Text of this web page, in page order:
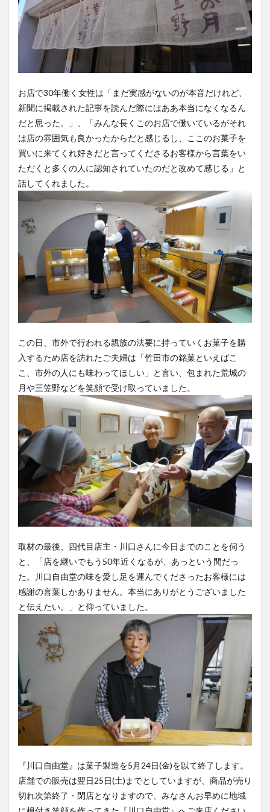
お店で30年働く女性は「まだ実感がないのが本音だけれど、
新聞に掲載された記事を読んだ際にはああ本当になくなるん
だと思った。」、「みんな長くこのお店で働いているがそれ
は店の雰囲気も良かったからだと感じるし、ここのお菓子を
買いに来てくれ好きだと言ってくださるお客様から言葉をい
ただくと多くの人に認知されていたのだと改めて感じる」と
話してくれました。
この日、市外で行われる親族の法要に持っていくお菓子を購
入するため店を訪れたご夫婦は「竹田市の銘菓といえばこ
こ、市外の人にも味わってほしい」と言い、包まれた荒城の
月や三笠野などを笑顔で受け取っていました。
取材の最後、四代目店主・川口さんに今日までのことを伺う
と、「店を継いでもう50年近くなるが、あっという間だっ
た。川口自由堂の味を愛し足を運んでくださったお客様には
感謝の言葉しかありません。本当にありがとうございました
と伝えたい。」と仰っていました。
『川口自由堂』は菓子製造を5月24日(金)を以て終了します。
店舗での販売は翌日25日(土)までとしていますが、商品が売り
切れ次第終了・閉店となりますので、みなさんお早めに地域